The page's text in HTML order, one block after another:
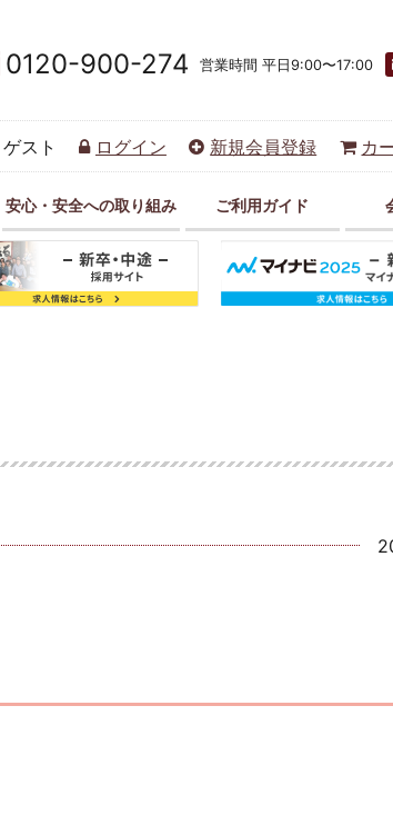
0120-900-274 営業時間 平日9:00〜17:00
ゲスト ログイン 新規会員登録 カ
安心・安全への取り組み ご利用ガイド